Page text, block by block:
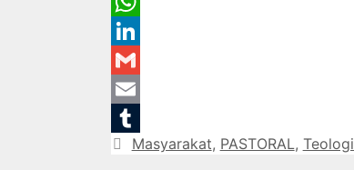
WhatsApp
LinkedIn
Gmail
Email
Tumblr
Categories
Masyarakat, PASTORAL,